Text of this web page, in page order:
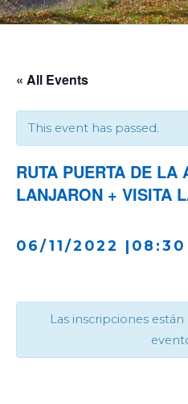
« All Events
This event has passed.
RUTA PUERTA DE LA
LANJARON + VISITA
06/11/2022 |08:30
Las inscripciones